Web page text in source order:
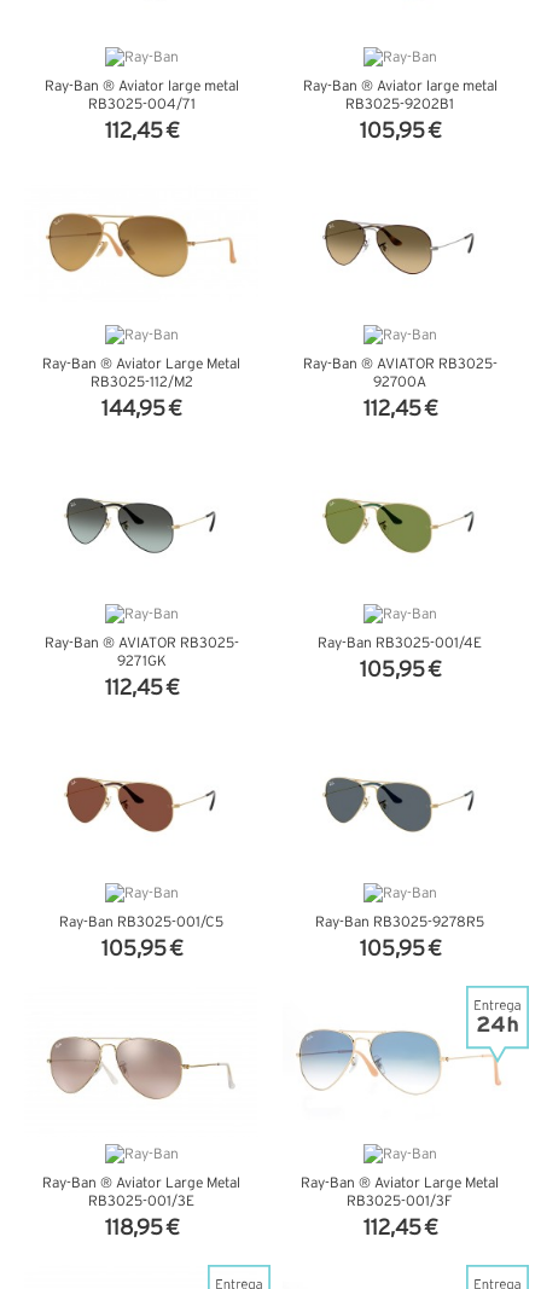
Ray-Ban ® Aviator large metal
RB3025-004/71
112,45 €
Ray-Ban ® Aviator large metal
RB3025-9202B1
105,95 €
Ray-Ban ® Aviator Large Metal
RB3025-112/M2
144,95 €
Ray-Ban ® AVIATOR RB3025-
92700A
112,45 €
Ray-Ban ® AVIATOR RB3025-
9271GK
112,45 €
Ray-Ban RB3025-001/4E
105,95 €
Ray-Ban RB3025-001/C5
105,95 €
Ray-Ban RB3025-9278R5
105,95 €
Ray-Ban ® Aviator Large Metal
RB3025-001/3E
118,95 €
Ray-Ban ® Aviator Large Metal
RB3025-001/3F
112,45 €